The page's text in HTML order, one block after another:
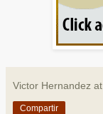
Victor Hernandez at
Compartir